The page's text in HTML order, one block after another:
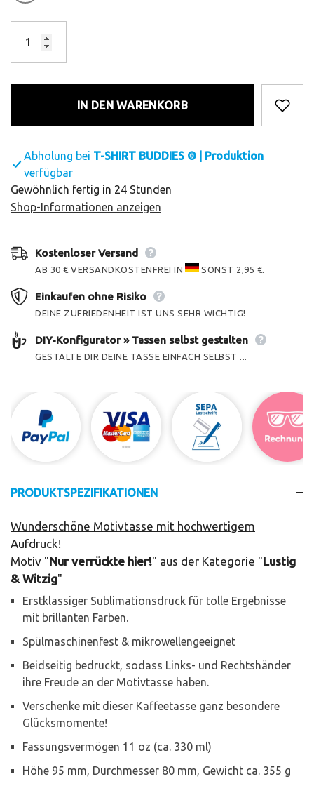
IN DEN WARENKORB
Abholung bei T-SHIRT BUDDIES ® | Produktion
verfügbar
Gewöhnlich fertig in 24 Stunden
Shop-Informationen anzeigen
Kostenloser Versand
AB 30 € VERSANDKOSTENFREI IN SONST 2,95 €.
Einkaufen ohne Risiko
DEINE ZUFRIEDENHEIT IST UNS SEHR WICHTIG!
DIY-Konfigurator » Tassen selbst gestalten
GESTALTE DIR DEINE TASSE EINFACH SELBST ...
PRODUKTSPEZIFIKATIONEN
Wunderschöne Motivtasse mit hochwertigem
Aufdruck!
Motiv "Nur verrückte hier!" aus der Kategorie "Lustig
& Witzig"
Erstklassiger Sublimationsdruck für tolle Ergebnisse
mit brillanten Farben.
Spülmaschinenfest & mikrowellengeeignet
Beidseitig bedruckt, sodass Links- und Rechtshänder
ihre Freude an der Motivtasse haben.
Verschenke mit dieser Kaffeetasse ganz besondere
Glücksmomente!
Fassungsvermögen 11 oz (ca. 330 ml)
Höhe 95 mm, Durchmesser 80 mm, Gewicht ca. 355 g